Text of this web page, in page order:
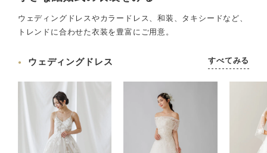
ウェディングドレスやカラードレス、和装、タキシードなど、
トレンドに合わせた衣装を豊富にご用意。
ウェディングドレス すべてみる